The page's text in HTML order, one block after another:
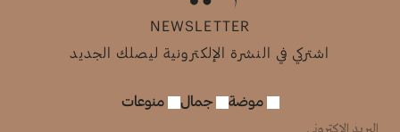
NEWSLETTER
اشتركي في النشرة الإلكترونية ليصلك الجديد
موضة جمال منوعات